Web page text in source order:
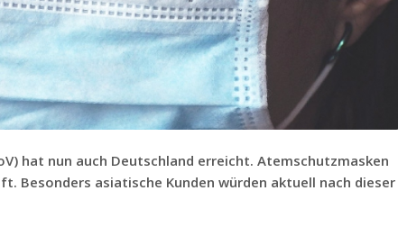
hat nun auch Deutschland erreicht. Atemschutzmasken
Besonders asiatische Kunden würden aktuell nach dieser